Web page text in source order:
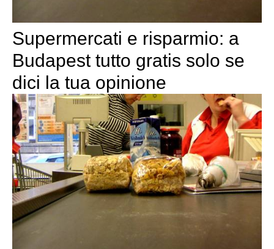
Supermercati e risparmio: a
Budapest tutto gratis solo se
dici la tua opinione